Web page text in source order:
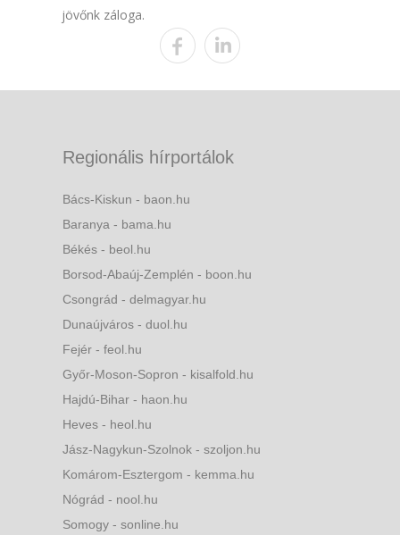
jövőnk záloga.
Regionális hírportálok
Bács-Kiskun - baon.hu
Baranya - bama.hu
Békés - beol.hu
Borsod-Abaúj-Zemplén - boon.hu
Csongrád - delmagyar.hu
Dunaújváros - duol.hu
Fejér - feol.hu
Győr-Moson-Sopron - kisalfold.hu
Hajdú-Bihar - haon.hu
Heves - heol.hu
Jász-Nagykun-Szolnok - szoljon.hu
Komárom-Esztergom - kemma.hu
Nógrád - nool.hu
Somogy - sonline.hu